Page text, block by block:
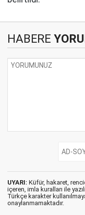
HABERE
UYARI: Küfür, hakaret,
içeren, imla kuralları ile
Türkçe karakter
onaylanmamaktadır.